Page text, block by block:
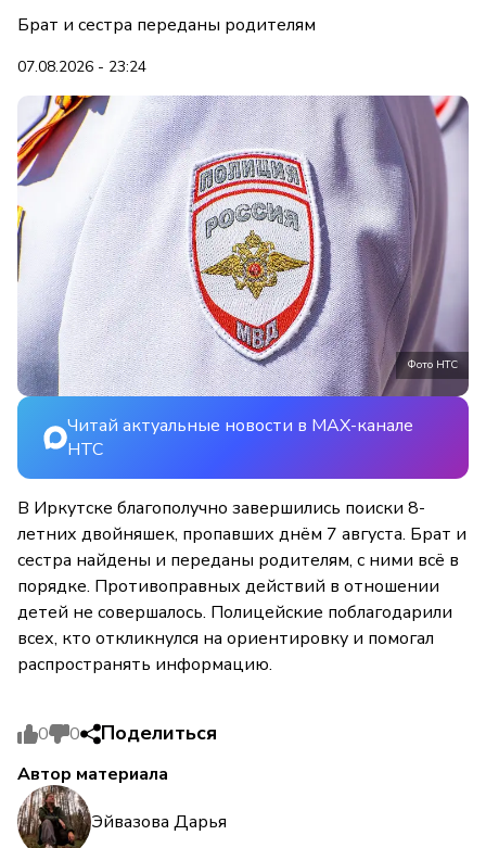
Брат и сестра переданы родителям
07.08.2026 - 23:24
Фото НТС
Читай актуальные новости в MAX-канале
НТС
В Иркутске благополучно завершились поиски 8-
летних двойняшек, пропавших днём 7 августа. Брат и
сестра найдены и переданы родителям, с ними всё в
порядке. Противоправных действий в отношении
детей не совершалось. Полицейские поблагодарили
всех, кто откликнулся на ориентировку и помогал
распространять информацию.
0 0 Поделиться
Автор материала
Эйвазова Дарья